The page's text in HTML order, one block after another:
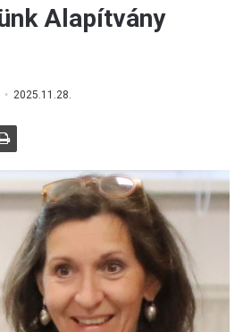
Alapítvány
2025.11.28.